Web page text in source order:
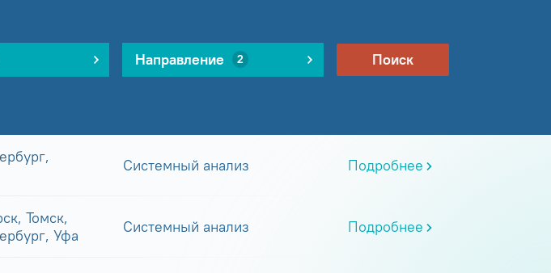
Направление 2 Поиск
Системный анализ Подробнее
Томск,
Уфа
Системный анализ Подробнее